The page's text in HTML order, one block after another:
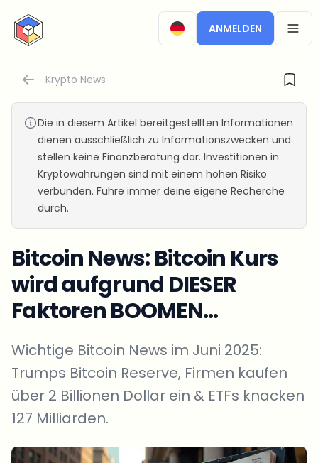
CryptoTicker
ANMELDEN
Krypto News
Die in diesem Artikel bereitgestellten Informationen
dienen ausschließlich zu Informationszwecken und
stellen keine Finanzberatung dar. Investitionen in
Kryptowährungen sind mit einem hohen Risiko
verbunden. Führe immer deine eigene Recherche
durch.
Bitcoin News: Bitcoin Kurs
wird aufgrund DIESER
Faktoren BOOMEN...
Wichtige Bitcoin News im Juni 2025:
Trumps Bitcoin Reserve, Firmen kaufen
über 2 Billionen Dollar ein & ETFs knacken
127 Milliarden.